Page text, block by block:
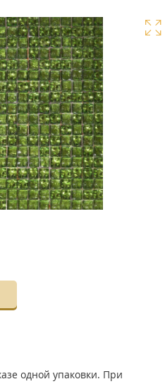
одной упаковки. При